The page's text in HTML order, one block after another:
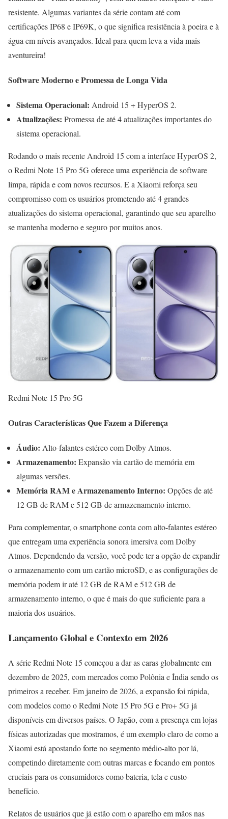
resistente. Algumas variantes da série contam até com
certificações IP68 e IP69K, o que significa resistência à poeira e à
água em níveis avançados. Ideal para quem leva a vida mais
aventureira!
Software Moderno e Promessa de Longa Vida
Sistema Operacional: Android 15 + HyperOS 2.
Atualizações: Promessa de até 4 atualizações importantes do
sistema operacional.
Rodando o mais recente Android 15 com a interface HyperOS 2,
o Redmi Note 15 Pro 5G oferece uma experiência de software
limpa, rápida e com novos recursos. E a Xiaomi reforça seu
compromisso com os usuários prometendo até 4 grandes
atualizações do sistema operacional, garantindo que seu aparelho
se mantenha moderno e seguro por muitos anos.
Redmi Note 15 Pro 5G
Outras Características Que Fazem a Diferença
Áudio: Alto-falantes estéreo com Dolby Atmos.
Armazenamento: Expansão via cartão de memória em
algumas versões.
Memória RAM e Armazenamento Interno: Opções de até
12 GB de RAM e 512 GB de armazenamento interno.
Para complementar, o smartphone conta com alto-falantes estéreo
que entregam uma experiência sonora imersiva com Dolby
Atmos. Dependendo da versão, você pode ter a opção de expandir
o armazenamento com um cartão microSD, e as configurações de
memória podem ir até 12 GB de RAM e 512 GB de
armazenamento interno, o que é mais do que suficiente para a
maioria dos usuários.
Lançamento Global e Contexto em 2026
A série Redmi Note 15 começou a dar as caras globalmente em
dezembro de 2025, com mercados como Polônia e Índia sendo os
primeiros a receber. Em janeiro de 2026, a expansão foi rápida,
com modelos como o Redmi Note 15 Pro 5G e Pro+ 5G já
disponíveis em diversos países. O Japão, com a presença em lojas
físicas autorizadas que mostramos, é um exemplo claro de como a
Xiaomi está apostando forte no segmento médio-alto por lá,
competindo diretamente com outras marcas e focando em pontos
cruciais para os consumidores como bateria, tela e custo-
benefício.
Relatos de usuários que já estão com o aparelho em mãos nas